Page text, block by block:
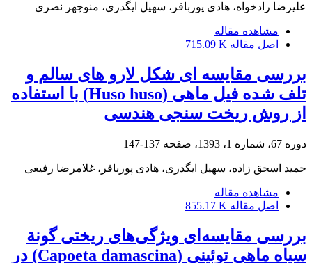
علیرضا رادخواه، هادی پورباقر، سهیل ایگدری، منوچهر نصری
مشاهده مقاله
اصل مقاله 715.09 K
بررسی مقایسه ای شکل لارو های سالم و
تلف شده فیل ماهی (Huso huso) با استفاده
از روش ریخت سنجی هندسی
دوره 67، شماره 1، 1393، صفحه 137-147
حمید اسحق زاده، سهیل ایگدری، هادی پورباقر، غلامرضا رفیعی
مشاهده مقاله
اصل مقاله 855.17 K
بررسی مقایسه‌ای ویژگی‌های ریختی گونة
سیاه ماهی توئینی (Capoeta damascina) در